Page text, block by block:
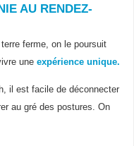
AU RENDEZ-
ferme, on le poursuit
une expérience unique.
il est facile de déconnecter
au gré des postures. On